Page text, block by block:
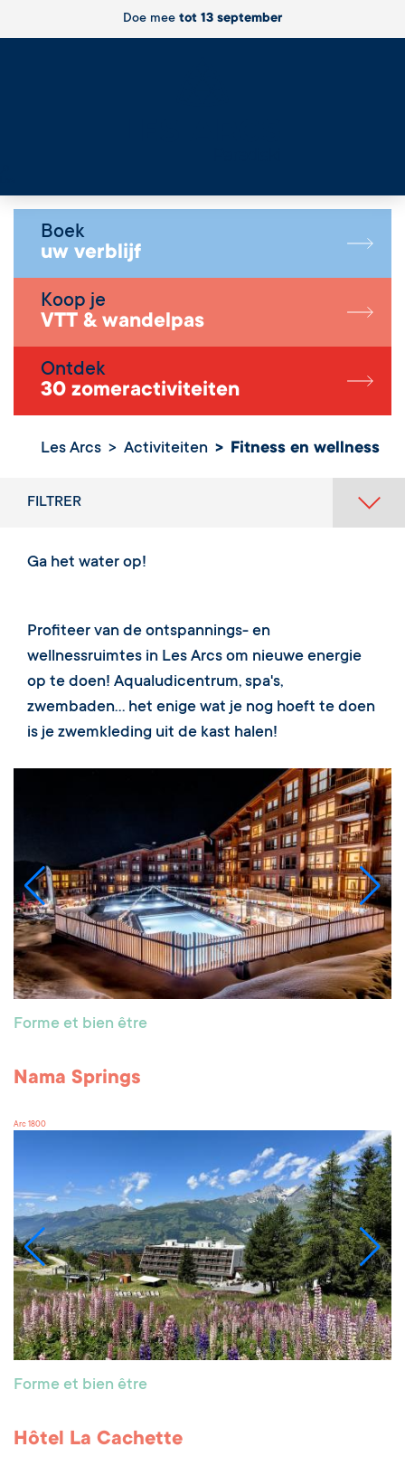
Doe mee tot 13 september
Boek
uw verblijf
Koop je
VTT & wandelpas
Ontdek
30 zomeractiviteiten
Les Arcs Activiteiten Fitness en wellness
FILTRER
Ga het water op!
Profiteer van de ontspannings- en
wellnessruimtes in Les Arcs om nieuwe energie
op te doen! Aqualudicentrum, spa's,
zwembaden... het enige wat je nog hoeft te doen
is je zwemkleding uit de kast halen!
Forme et bien être
Nama Springs
Arc 1800
Forme et bien être
Hôtel La Cachette